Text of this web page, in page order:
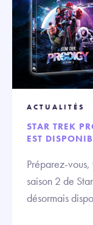
ACTUALITÉS
STAR TREK
EST
Préparez-vous,
saison 2 de
désormais